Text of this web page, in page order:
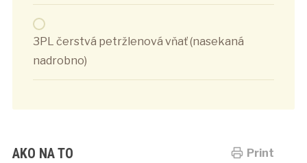
3PL čerstvá petržlenová vňať (nasekaná
nadrobno)
Print
AKO NA TO